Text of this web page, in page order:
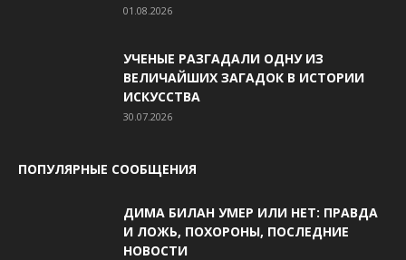
01.08.2026
УЧЕНЫЕ РАЗГАДАЛИ ОДНУ ИЗ
ВЕЛИЧАЙШИХ ЗАГАДОК В ИСТОРИИ
ИСКУССТВА
30.07.2026
ПОПУЛЯРНЫЕ СООБЩЕНИЯ
ДИМА БИЛАН УМЕР ИЛИ НЕТ: ПРАВДА
И ЛОЖЬ, ПОХОРОНЫ, ПОСЛЕДНИЕ
НОВОСТИ